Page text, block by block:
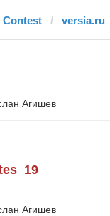
Contest versia.ru
Агишев
19
Агишев